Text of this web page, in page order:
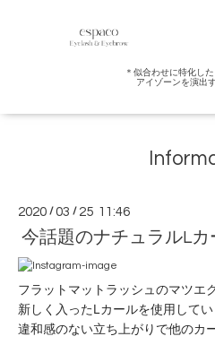
＊似合わせに特化し
アイゾーンを演出
2020 /03 / 25 11:46
今話題のナチュラルLカ
フラットマットラッシュのマツエ
新しく入ったLカールを使用して
違和感のない立ち上がりで他のカ